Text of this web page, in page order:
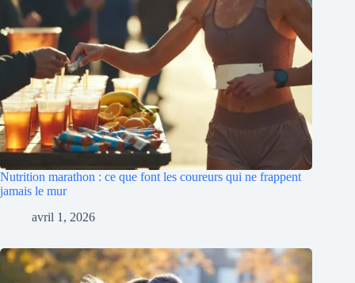
Nutrition marathon : ce que font les coureurs qui ne frappent
jamais le mur
avril 1, 2026